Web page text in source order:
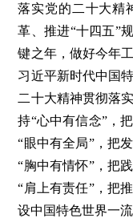
落实党的二十大精
革、推进“十四五”
键之年，做好今年
习近平新时代中国
二十大精神贯彻落
持“心中有信念”，
“眼中有全局”，把
“胸中有情怀”，把
“肩上有责任”，把
设中国特色世界一